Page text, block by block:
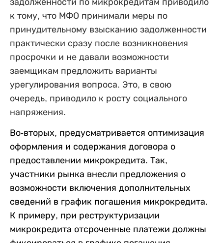
к тому, что МФО принимали меры по
принудительному взысканию задолженности
практически сразу после возникновения
просрочки и не давали возможности
заемщикам предложить варианты
урегулирования вопроса. Это, в свою
очередь, приводило к росту социального
напряжения.
Во-вторых, предусматривается оптимизация
оформления и содержания договора о
предоставлении микрокредита. Так,
участники рынка внесли предложения о
возможности включения дополнительных
сведений в график погашения микрокредита.
К примеру, при реструктуризации
микрокредита отсроченные платежи должны